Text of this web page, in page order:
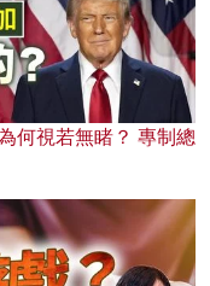
何視若無睹？ 專制總